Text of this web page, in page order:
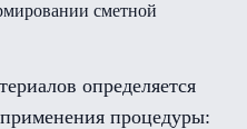
сметной
определяется
процедуры: